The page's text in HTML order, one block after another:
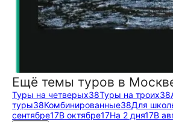
Ещё темы туров в
Туры на четверых38Туры на троих38
туры38Комбинированные38Для
сентябре17В октябре17На 2 дня17В